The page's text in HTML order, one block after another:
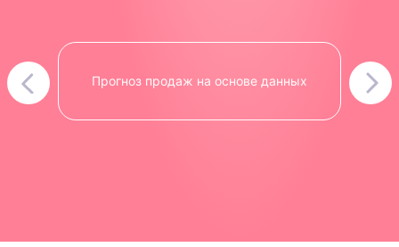
Прогноз продаж на основе данных